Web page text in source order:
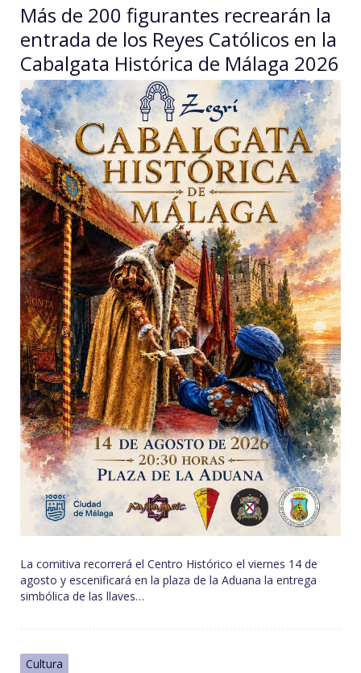
Más de 200 figurantes recrearán la
entrada de los Reyes Católicos en la
Cabalgata Histórica de Málaga 2026
La comitiva recorrerá el Centro Histórico el viernes 14 de
agosto y escenificará en la plaza de la Aduana la entrega
simbólica de las llaves…
Cultura